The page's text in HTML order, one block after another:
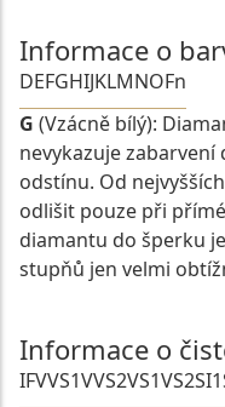
Informace o
DEFGHIJKLMNOFn
G (Vzácně bílý):
nevykazuje
odstínu. Od
odlišit pouze při
diamantu do šperku
stupňů jen velmi
Informace o
IFVVS1VVS2VS1VS2SI1